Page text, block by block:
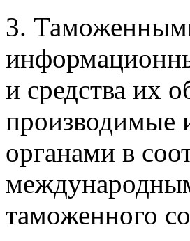
3.
и средства их
производимые
органами в
таможенного